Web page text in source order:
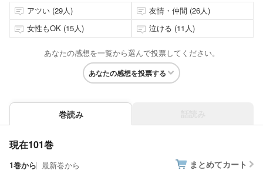
アツい (29人)
友情・仲間 (26人)
女性もOK (15人)
泣ける (11人)
あなたの感想を一覧から選んで投票してください。
あなたの感想を投票する
巻読み
現在101巻
1巻から 最新巻から まとめてカート